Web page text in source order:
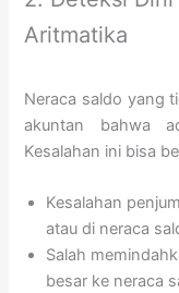
Aritmatika
Neraca saldo yang
akuntan bahwa
Kesalahan ini bisa
Kesalahan
atau di neraca
Salah
besar ke neraca